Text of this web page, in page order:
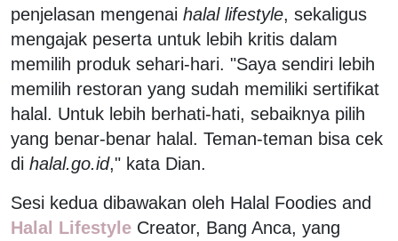
penjelasan mengenai halal lifestyle, sekaligus
mengajak peserta untuk lebih kritis dalam
memilih produk sehari-hari. "Saya sendiri lebih
memilih restoran yang sudah memiliki sertifikat
halal. Untuk lebih berhati-hati, sebaiknya pilih
yang benar-benar halal. Teman-teman bisa cek
di halal.go.id," kata Dian.
Sesi kedua dibawakan oleh Halal Foodies and
Halal Lifestyle Creator, Bang Anca, yang